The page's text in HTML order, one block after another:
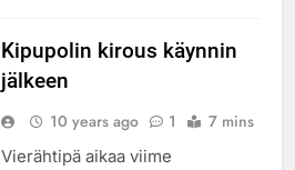
Kipupolin kirous käynnin
jälkeen
10 years ago 1 7 mins
Vierähtipä aikaa viime